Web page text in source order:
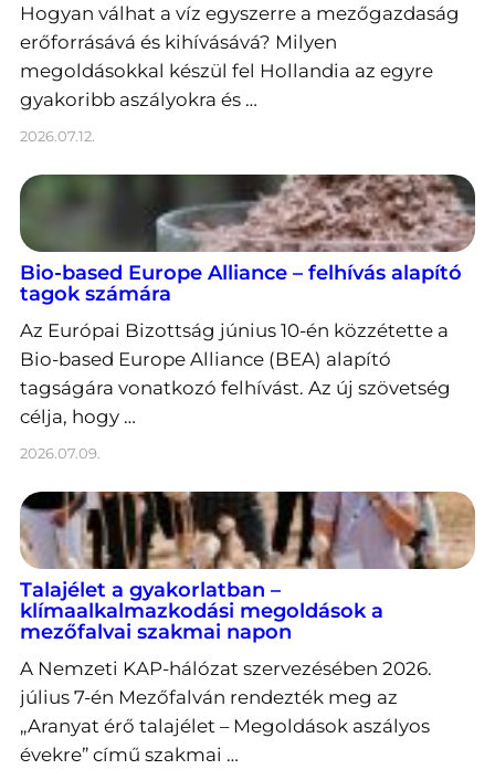
Hogyan válhat a víz egyszerre a mezőgazdaság
erőforrásává és kihívásává? Milyen
megoldásokkal készül fel Hollandia az egyre
gyakoribb aszályokra és …
2026.07.12.
Bio-based Europe Alliance – felhívás alapító
tagok számára
Az Európai Bizottság június 10-én közzétette a
Bio-based Europe Alliance (BEA) alapító
tagságára vonatkozó felhívást. Az új szövetség
célja, hogy …
2026.07.09.
Talajélet a gyakorlatban –
klímaalkalmazkodási megoldások a
mezőfalvai szakmai napon
A Nemzeti KAP-hálózat szervezésében 2026.
július 7-én Mezőfalván rendezték meg az
„Aranyat érő talajélet – Megoldások aszályos
évekre” című szakmai …